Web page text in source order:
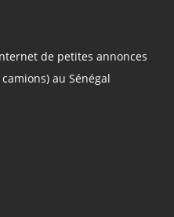
de petites annonces
au Sénégal